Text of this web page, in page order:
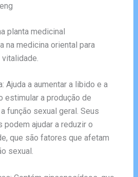
planta medicinal
na medicina oriental para
Ajuda a aumentar a libido e a
estimular a produção de
função sexual geral. Seus
ajudar a reduzir o
que são fatores que afetam
sexual.